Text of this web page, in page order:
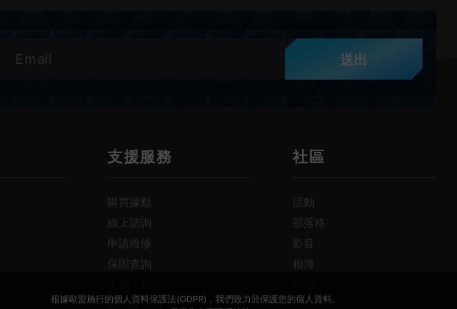
送出
支援服務
購買據點
線上諮詢
申請維修
保固查詢
相容性查詢
社區
活動
部落格
影音
相簿
根據歐盟施行的個人資料保護法(GDPR)，我們致力於保護您的個人資料。